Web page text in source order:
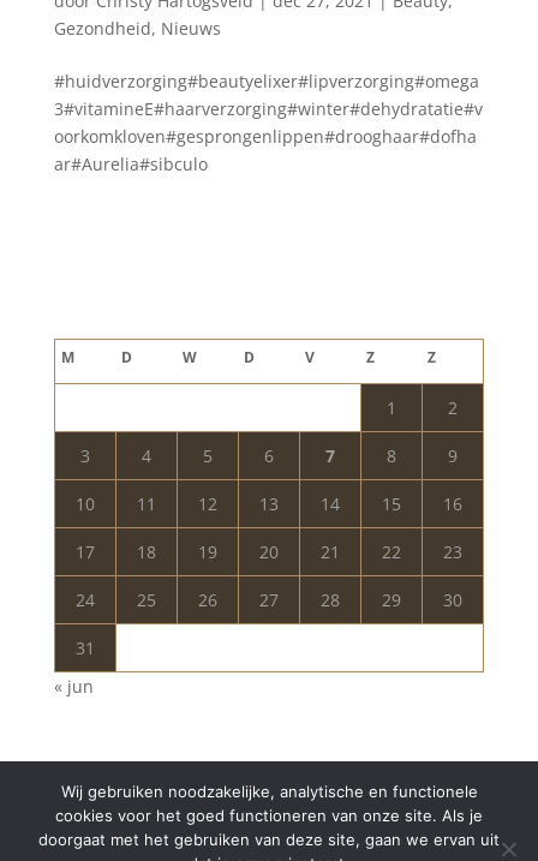
Gezondheid, Nieuws
#huidverzorging#beautyelixer#lipverzorging#omega
3#vitamineE#haarverzorging#winter#dehydratatie#v
oorkomkloven#gesprongenlippen#drooghaar#dofha
ar#Aurelia#sibculo
M D W D V Z Z
1 2
3 4 5 6 7 8 9
10 11 12 13 14 15 16
17 18 19 20 21 22 23
24 25 26 27 28 29 30
31
« jun
Wij gebruiken noodzakelijke, analytische en functionele
cookies voor het goed functioneren van onze site. Als je
doorgaat met het gebruiken van deze site, gaan we ervan uit